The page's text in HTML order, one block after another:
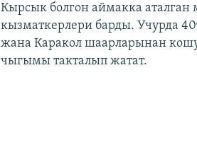
Кырсык болгон аймакка
кызматкерлери барды. Учурда
жана Каракол шаарларынан
чыгымы такталып жатат.